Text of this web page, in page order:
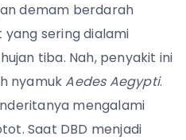
demam berdarah
sering dialami
tiba. Nah, penyakit ini
nyamukAedes Aegypti.
mengalami
Saat DBD menjadi